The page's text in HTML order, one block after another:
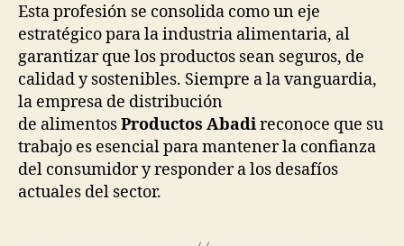
Esta profesión se consolida como un eje
estratégico para la industria alimentaria, al
garantizar que los productos sean seguros, de
calidad y sostenibles. Siempre a la vanguardia,
la empresa de distribución
de alimentosProductos Abadireconoce que su
trabajo es esencial para mantener la confianza
del consumidor y responder a los desafíos
actuales del sector.